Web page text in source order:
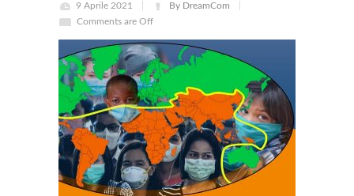
9 Aprile 2021
By DreamCom
Comments are Off